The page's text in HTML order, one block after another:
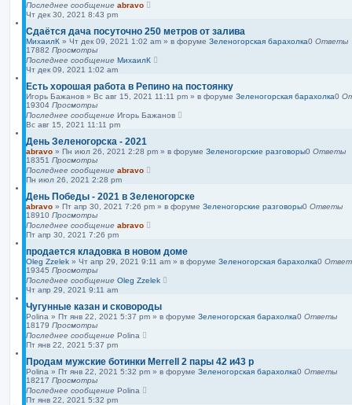
Последнее сообщение abravo
Чт дек 30, 2021 8:43 pm
Сдаётся дача посуточно 250 метров от залива
МихаилК » Чт дек 09, 2021 1:02 am » в форуме Зеленогорская барахолка0 Ответы
17882 Просмотры
Последнее сообщение МихаилК
Чт дек 09, 2021 1:02 am
Есть хорошая работа в Репино на постоянку
Игорь Бажанов » Вс авг 15, 2021 11:11 pm » в форуме Зеленогорская барахолка0
19304 Просмотры
Последнее сообщение Игорь Бажанов
Вс авг 15, 2021 11:11 pm
День Зеленогорска - 2021
abravo » Пн июл 26, 2021 2:28 pm » в форуме Зеленогорские разговоры0 Ответы
18351 Просмотры
Последнее сообщение abravo
Пн июл 26, 2021 2:28 pm
День Победы - 2021 в Зеленогорске
abravo » Пт апр 30, 2021 7:26 pm » в форуме Зеленогорские разговоры0 Ответы
18910 Просмотры
Последнее сообщение abravo
Пт апр 30, 2021 7:26 pm
продается кладовка в новом доме
Oleg Zzelek » Чт апр 29, 2021 9:11 am » в форуме Зеленогорская барахолка0
19345 Просмотры
Последнее сообщение Oleg Zzelek
Чт апр 29, 2021 9:11 am
Чугунные казан и сковороды
Polina » Пт янв 22, 2021 5:37 pm » в форуме Зеленогорская барахолка0 Ответы
18179 Просмотры
Последнее сообщение Polina
Пт янв 22, 2021 5:37 pm
Продам мужские ботинки Merrell 2 пары 42 и43 р
Polina » Пт янв 22, 2021 5:32 pm » в форуме Зеленогорская барахолка0 Ответы
18217 Просмотры
Последнее сообщение Polina
Пт янв 22, 2021 5:32 pm